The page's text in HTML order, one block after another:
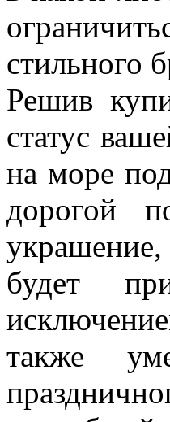
стильного
Решив
статус
на море
дорогой
будет
также